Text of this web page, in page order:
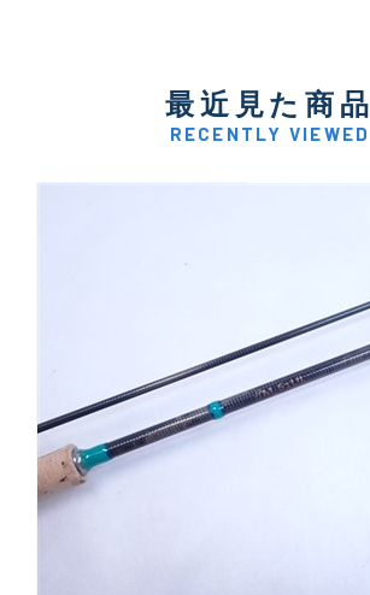
最近見た商品
RECENTLY VIEWED